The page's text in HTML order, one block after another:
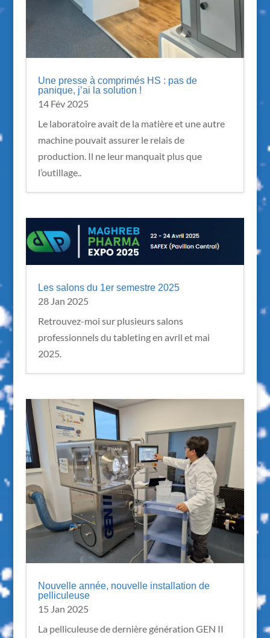
Une presse à comprimés HS : pas de
panique, j’ai la solution !
14 Fév 2025
Le laboratoire avait de la matière et une autre
machine pouvait assurer le relais de
production. Il ne leur manquait plus que
l’outillage..
Les salons du 1er semestre 2025
28 Jan 2025
Retrouvez-moi sur plusieurs salons
professionnels du tableting en avril et mai
2025.
Nouvelle année, nouvelle installation de
pelliculeuse
15 Jan 2025
La pelliculeuse de dernière génération GEN II